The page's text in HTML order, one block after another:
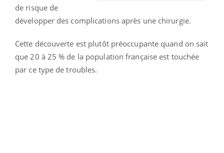
de risque de
développer des complications après une chirurgie.
Cette découverte est plutôt préoccupante quand on sait
que 20 à 25 % de la population française est touchée
par ce type de troubles.